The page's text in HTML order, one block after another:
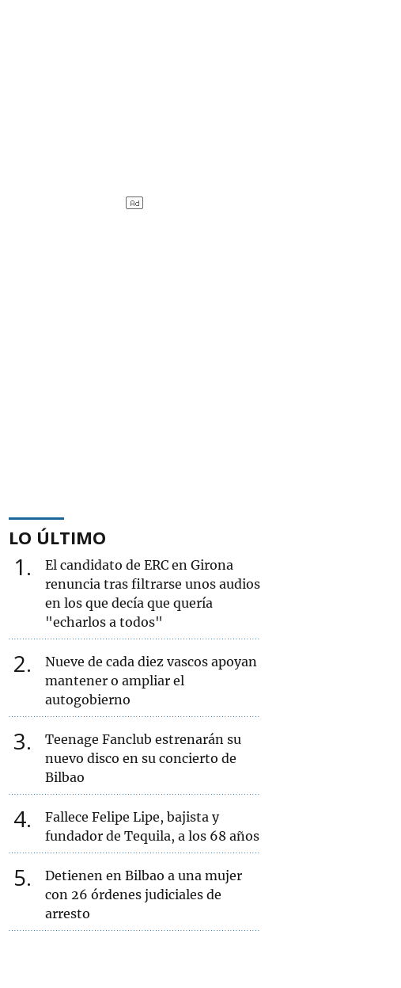
LO ÚLTIMO
1
El candidato de ERC en Girona
renuncia tras filtrarse unos audios
en los que decía que quería
"echarlos a todos"
2
Nueve de cada diez vascos apoyan
mantener o ampliar el
autogobierno
3
Teenage Fanclub estrenarán su
nuevo disco en su concierto de
Bilbao
4
Fallece Felipe Lipe, bajista y
fundador de Tequila, a los 68 años
5
Detienen en Bilbao a una mujer
con 26 órdenes judiciales de
arresto